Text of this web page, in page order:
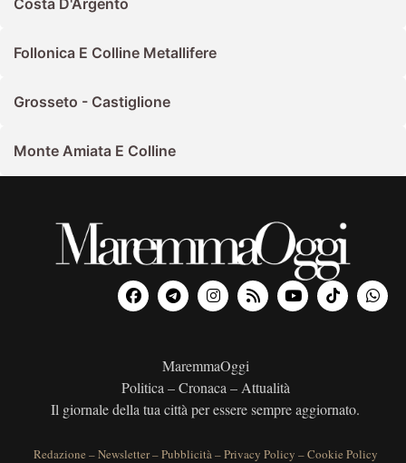
Follonica E Colline Metallifere
Grosseto - Castiglione
Monte Amiata E Colline
MaremmaOggi
Politica – Cronaca – Attualità
Il giornale della tua città per essere sempre aggiornato.
Redazione –Newsletter–Pubblicità–Privacy Policy –Cookie Policy